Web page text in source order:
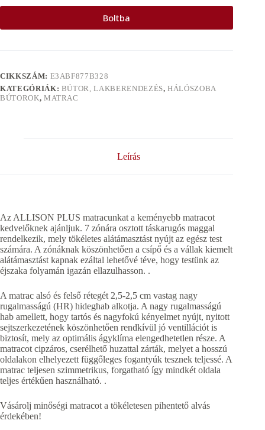
Boltba
CIKKSZÁM: E3ABF877B328
KATEGÓRIÁK: BÚTOR, LAKBERENDEZÉS,HÁLÓSZOBA
BÚTOROK, MATRAC
Leírás
Az ALLISON PLUS matracunkat a keményebb matracot
kedvelőknek ajánljuk. 7 zónára osztott táskarugós maggal
rendelkezik, mely tökéletes alátámasztást nyújt az egész test
számára. A zónáknak köszönhetően a csípő és a vállak kiemelt
alátámasztást kapnak ezáltal lehetővé téve, hogy testünk az
éjszaka folyamán igazán ellazulhasson. .
A matrac alsó és felső rétegét 2,5-2,5 cm vastag nagy
rugalmasságú (HR) hideghab alkotja. A nagy rugalmasságú
hab amellett, hogy tartós és nagyfokú kényelmet nyújt, nyitott
sejtszerkezetének köszönhetően rendkívül jó ventillációt is
biztosít, mely az optimális ágyklíma elengedhetetlen része. A
matracot cipzáros, cserélhető huzattal zárták, melyet a hosszú
oldalakon elhelyezett függőleges fogantyúk tesznek teljessé. A
matrac teljesen szimmetrikus, forgatható így mindkét oldala
teljes értékűen használható. .
Vásárolj minőségi matracot a tökéletesen pihentető alvás
érdekében!